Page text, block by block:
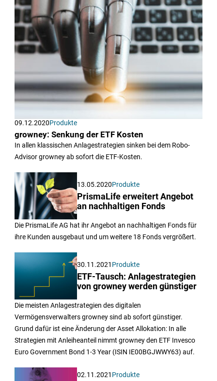
09.12.2020Produkte
growney: Senkung der ETF Kosten
In allen klassischen Anlagestrategien sinken bei dem Robo-
Advisor growney ab sofort die ETF-Kosten.
13.05.2020Produkte
PrismaLife erweitert Angebot
an nachhaltigen Fonds
Die PrismaLife AG hat ihr Angebot an nachhaltigen Fonds für
ihre Kunden ausgebaut und um weitere 18 Fonds vergrößert.
30.11.2021 Produkte
ETF-Tausch: Anlagestrategien
von growney werden günstiger
Die meisten Anlagestrategien des digitalen
Vermögensverwalters growney sind ab sofort günstiger.
Grund dafür ist eine Änderung der Asset Allokation: In alle
Strategien mit Anleiheanteil nimmt growney den ETF Invesco
Euro Government Bond 1-3 Year (ISIN IE00BGJWWY63) auf.
02.11.2021 Produkte